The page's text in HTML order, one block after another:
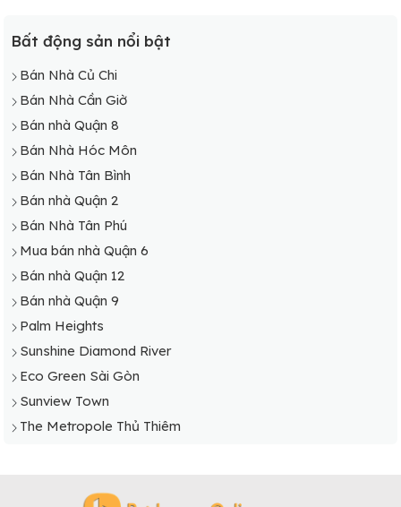
Bán Nhà Cần Giờ
Bán Nhà Nhà Bè
Bán Nhà Thủ Đức
Bất động sản nổi bật
Bán Nhà Củ Chi
Bán Nhà Cần Giờ
Bán nhà Quận 8
Bán Nhà Hóc Môn
Bán Nhà Tân Bình
Bán nhà Quận 2
Bán Nhà Tân Phú
Mua bán nhà Quận 6
Bán nhà Quận 12
Bán nhà Quận 9
Palm Heights
Sunshine Diamond River
Eco Green Sài Gòn
Sunview Town
The Metropole Thủ Thiêm